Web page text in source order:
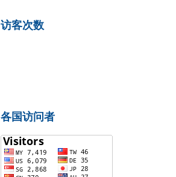
访客次数
各国访问者